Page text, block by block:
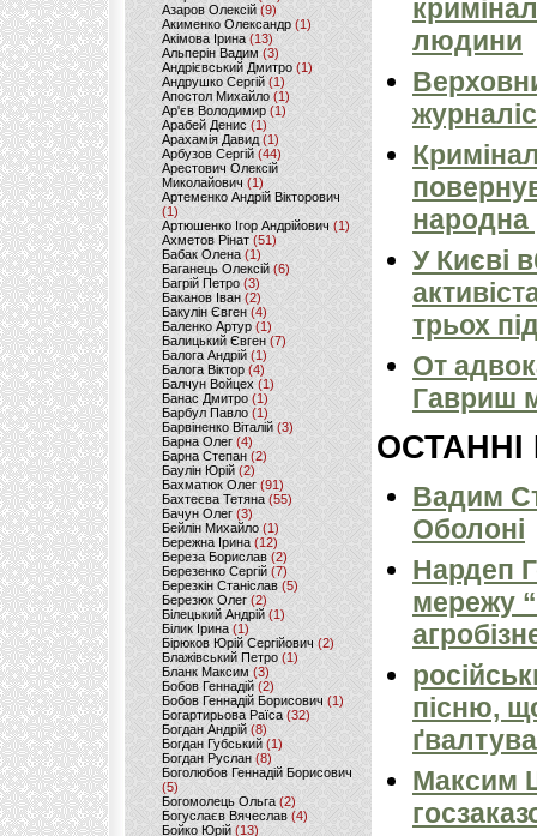
Азаров Олексій (9)
Акименко Олександр(1)
Акімова Ірина(13)
Альперін Вадим (3)
Андрієвський Дмитро(1)
Андрушко Сергій(1)
Апостол Михайло(1)
Ар'єв Володимир (1)
Арабей Денис(1)
Арахамія Давид (1)
Арбузов Сергій (44)
Арестович Олексій
Миколайович(1)
Артеменко Андрій Вікторович
(1)
Артюшенко Ігор Андрійович(1)
Ахметов Рінат(51)
Бабак Олена(1)
Баганець Олексій(6)
Багрій Петро (3)
Баканов Іван(2)
Бакулін Євген (4)
Баленко Артур(1)
Балицький Євген(7)
Балога Андрій (1)
Балога Віктор (4)
Балчун Войцех (1)
Банас Дмитро (1)
Барбул Павло(1)
Барвіненко Віталій(3)
Барна Олег (4)
Барна Степан (2)
Баулін Юрій (2)
Бахматюк Олег (91)
Бахтеєва Тетяна(55)
Бачун Олег (3)
Бейлін Михайло (1)
Бережна Ірина(12)
Береза Борислав(2)
Березенко Сергій (7)
Березкін Станіслав (5)
Березюк Олег(2)
Білецький Андрій (1)
Білик Ірина (1)
Бірюков Юрій Сергійович (2)
Блажівський Петро (1)
Бланк Максим(3)
Бобов Геннадій (2)
Бобов Геннадій Борисович (1)
Богартирьова Раїса (32)
Богдан Андрій(8)
Богдан Губський (1)
Богдан Руслан(8)
Боголюбов Геннадій Борисович
(5)
Богомолець Ольга (2)
Богуслаєв Вячеслав (4)
Бойко Юрій (13)
людини
народна
У Києві
трьох
От
Гавриш
ОСТАННІ
Вадим
Оболоні
Нардеп
мережу
пісню,
Максим